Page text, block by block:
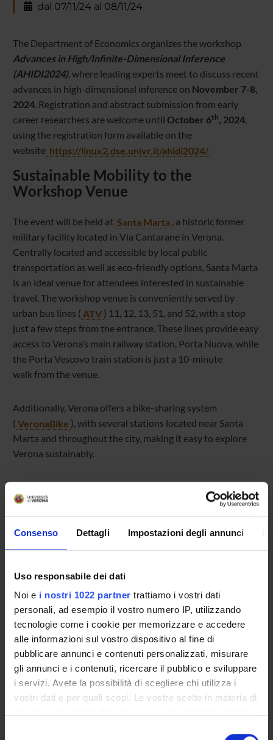
Consenso Dettagli Impostazioni degli annunci
Uso responsabile dei dati
Noi e i nostri 1022 partner trattiamo i vostri dati
personali, ad esempio il vostro numero IP, utilizzando
tecnologie come i cookie per memorizzare e accedere
alle informazioni sul vostro dispositivo al fine di
pubblicare annunci e contenuti personalizzati, misurare
gli annunci e i contenuti, ricercare il pubblico e sviluppare
i servizi. Avete la possibilità di scegliere chi utilizza i
vostri dati e per quali scopi. Le vostre scelte in materia di
dal 07/11/24 al 08/11/24
The Department of Economics organizes the workshop
Advances in High/Infinite-Dimensional Inference
(AHIDI2024), where leading experts meet to discuss recent
advances in high-dimensional inference on November 7-8,
2024. Registration and abstract submission from early
career researchers are welcome until October 6th, 2024,
using the registration form available on the
website https://linux2.dse.univr.it/ahidi2024/
Sustainable Mobility to the
Workshop Venue
The event will be held at Santa Marta , a historic former
military facility located in Via Cantarane in Verona.
Centrally located and accessible by local public
transportation as well as eco-friendly options, Santa Marta
is an ideal venue for attendees interested in sustainable
travel. The workshop venue is conveniently served by
urban bus lines ( ATV ) 11, 12, 13, 51, and 52, with a stop
just a few steps from the entrance. These lines provide easy
access to Verona’s main railway station, Porta Nuova, while
the Porta Vescovo train station is just a 10-minute
walk from the venue.
Additionally, Verona offers a bike-sharing system
( VeronaBike ), with several stations located near Santa
Marta and throughout the city, making it easy to explore
Verona sustainably.
Catia Scricciolo
https://linux2.dse.univr.it/ahidi2024/
Dipartimento
Scienze Economiche
GOVERNANCE